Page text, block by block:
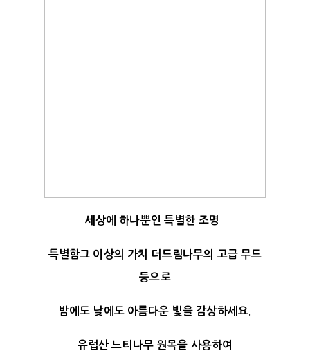
세상에 하나뿐인 특별한 조명
특별함그 이상의 가치 더드림나무의 고급 무드
등으로
밤에도 낮에도 아름다운 빛을 감상하세요.
유럽산 느티나무 원목을 사용하여